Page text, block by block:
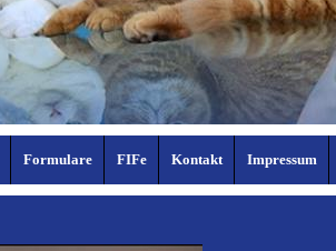
Formulare FIFe Kontakt Impressum